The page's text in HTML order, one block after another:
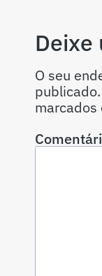
Deixe
O seu
publicado.
marcados